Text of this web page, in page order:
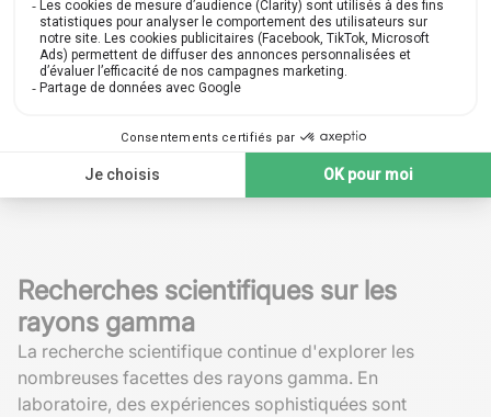
Recherches scientifiques sur les
rayons gamma
La recherche scientifique continue d'explorer les
nombreuses facettes des rayons gamma. En
laboratoire, des expériences sophistiquées sont